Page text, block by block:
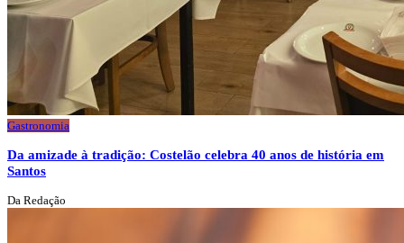
Gastronomia
Da amizade à tradição: Costelão celebra 40 anos de história em
Santos
Da Redação